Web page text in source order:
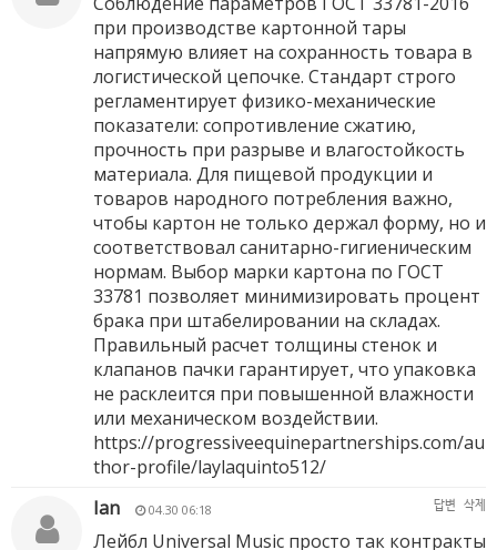
при производстве картонной тары
напрямую влияет на сохранность товара в
логистической цепочке. Стандарт строго
регламентирует физико-механические
показатели: сопротивление сжатию,
прочность при разрыве и влагостойкость
материала. Для пищевой продукции и
товаров народного потребления важно,
чтобы картон не только держал форму, но и
соответствовал санитарно-гигиеническим
нормам. Выбор марки картона по ГОСТ
33781 позволяет минимизировать процент
брака при штабелировании на складах.
Правильный расчет толщины стенок и
клапанов пачки гарантирует, что упаковка
не расклеится при повышенной влажности
или механическом воздействии.
https://progressiveequinepartnerships.com/au
thor-profile/laylaquinto512/
Ian
04.30 06:18 답변 삭제
Лейбл Universal Music просто так контракты